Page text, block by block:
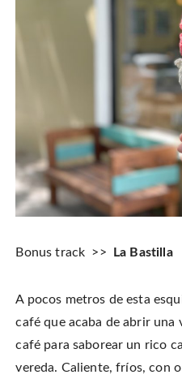
Bonus track >> La Bastilla
A pocos metros de esta
café que acaba de abrir una
café para saborear un rico
vereda. Caliente, fríos, con